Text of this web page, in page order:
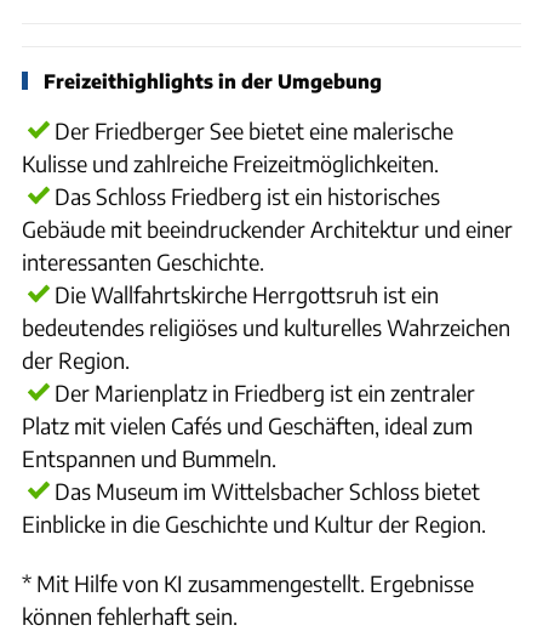
Freizeithighlights in der Umgebung
Der Friedberger See bietet eine malerische
Kulisse und zahlreiche Freizeitmöglichkeiten.
Das Schloss Friedberg ist ein historisches
Gebäude mit beeindruckender Architektur und einer
interessanten Geschichte.
Die Wallfahrtskirche Herrgottsruh ist ein
bedeutendes religiöses und kulturelles Wahrzeichen
der Region.
Der Marienplatz in Friedberg ist ein zentraler
Platz mit vielen Cafés und Geschäften, ideal zum
Entspannen und Bummeln.
Das Museum im Wittelsbacher Schloss bietet
Einblicke in die Geschichte und Kultur der Region.
* Mit Hilfe von KI zusammengestellt. Ergebnisse
können fehlerhaft sein.